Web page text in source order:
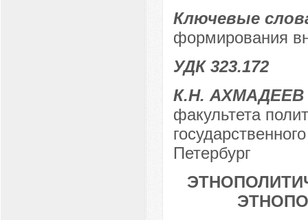
Ключевые
формирования
УДК 323.172
К.Н. АХМАДЕЕВ
факультета
Петербург